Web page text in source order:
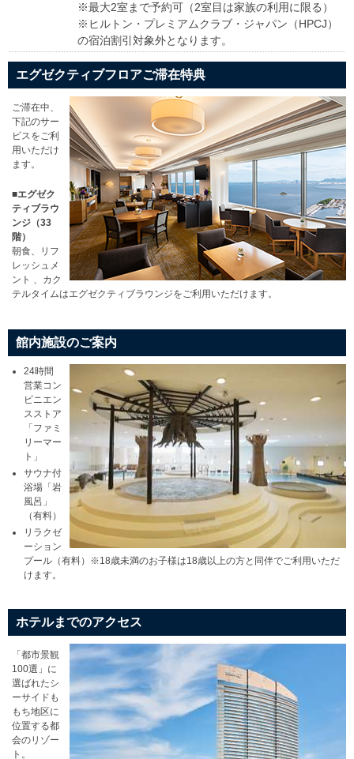
※最大2室まで予約可（2室目は家族の利用に限る）
※ヒルトン・プレミアムクラブ・ジャパン（HPCJ）
の宿泊割引対象外となります。
エグゼクティブフロアご滞在特典
ご滞在中、
下記のサー
ビスをご利
用いただけ
ます。
■エグゼク
ティブラウ
ンジ（33
階）
朝食、リフ
レッシュメ
ント 、カク
テルタイムはエグゼクティブラウンジをご利用いただけます。
館内施設のご案内
24時間
営業コン
ビニエン
スストア
「ファミ
リーマー
ト」
サウナ付
浴場「岩
風呂」
（有料）
リラクゼ
ーション
プール（有料）※18歳未満のお子様は18歳以上の方と同伴でご利用いただ
けます。
ホテルまでのアクセス
「都市景観
100選」に
選ばれたシ
ーサイドも
もち地区に
位置する都
会のリゾー
ト。